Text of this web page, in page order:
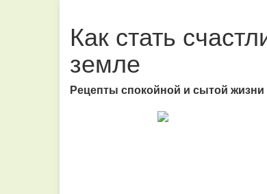
Как стать
земле
Рецепты спокойной и сытой